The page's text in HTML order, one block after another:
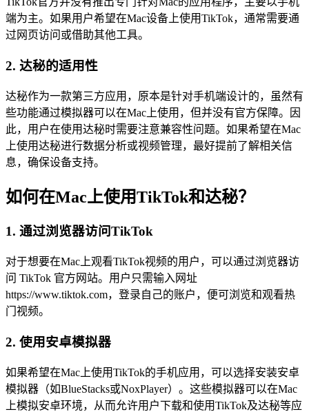
端为主。如果用户希望在Mac设备上使用TikTok，通常需要通
过网页访问或借助其他工具。
2. 达秘的适用性
达秘作为一款第三方应用，原本是针对手机端设计的，虽然有
些功能通过模拟器可以在Mac上使用，但并没有官方保障。因
此，用户在使用达秘时需要注意兼容性问题。如果希望在Mac
上使用达秘进行数据分析或视频管理，最好提前了解相关信
息，确保设备支持。
如何在Mac上使用TikTok和达秘？
1. 通过浏览器访问TikTok
对于想要在Mac上观看TikTok视频的用户，可以通过浏览器访
问 TikTok 官方网站。用户只需输入网址
https://www.tiktok.com，登录自己的账户，便可浏览和观看热
门视频。
2. 使用安卓模拟器
如果希望在Mac上使用TikTok的手机应用，可以选择安装安卓
模拟器（如BlueStacks或NoxPlayer）。这些模拟器可以在Mac
上模拟安卓环境，从而允许用户下载和使用TikTok及达秘等应